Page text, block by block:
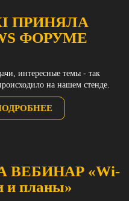
ПРИНЯЛА
ФОРУМЕ
интересные темы - так
на нашем стенде.
«Wi-
и планы»